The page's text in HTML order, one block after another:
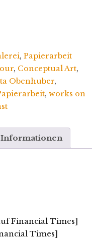
, Papierarbeit
, Conceptual Art,
Obenhuber,
, works on
Informationen
Financial Times]
Times]